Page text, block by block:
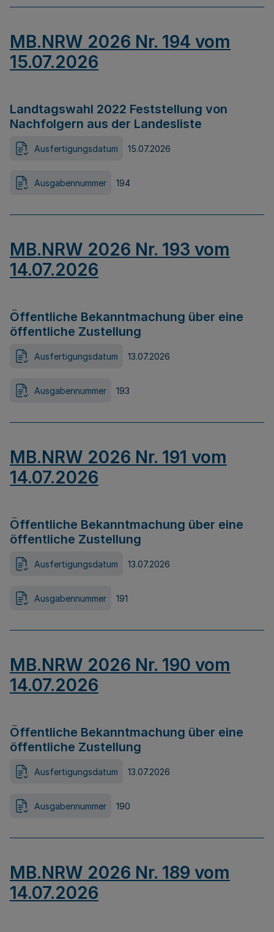
MB.NRW 2026 Nr. 194 vom
15.07.2026
Landtagswahl 2022 Feststellung von
Nachfolgern aus der Landesliste
Ausfertigungsdatum 15.07.2026
Ausgabennummer 194
MB.NRW 2026 Nr. 193 vom
14.07.2026
Öffentliche Bekanntmachung über eine
öffentliche Zustellung
Ausfertigungsdatum 13.07.2026
Ausgabennummer 193
MB.NRW 2026 Nr. 191 vom
14.07.2026
Öffentliche Bekanntmachung über eine
öffentliche Zustellung
Ausfertigungsdatum 13.07.2026
Ausgabennummer 191
MB.NRW 2026 Nr. 190 vom
14.07.2026
Öffentliche Bekanntmachung über eine
öffentliche Zustellung
Ausfertigungsdatum 13.07.2026
Ausgabennummer 190
MB.NRW 2026 Nr. 189 vom
14.07.2026